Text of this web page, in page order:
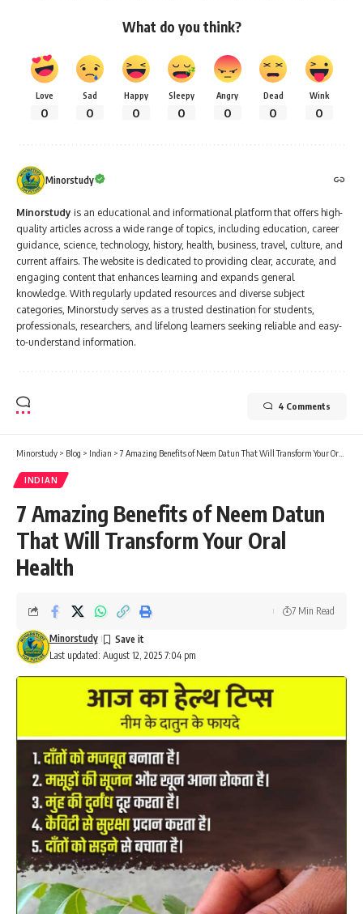
What do you think?
Love
0
Sad
0
Happy
0
Sleepy
0
Angry
0
Dead
0
Wink
0
Minorstudy
Minorstudy is an educational and informational platform that offers high-
quality articles across a wide range of topics, including education, career
guidance, science, technology, history, health, business, travel, culture, and
current affairs. The website is dedicated to providing clear, accurate, and
engaging content that enhances learning and expands general
knowledge. With regularly updated resources and diverse subject
categories, Minorstudy serves as a trusted destination for students,
professionals, researchers, and lifelong learners seeking reliable and easy-
to-understand information.
4 Comments
Minorstudy > Blog > Indian >7 Amazing Benefits of Neem Datun That Will Transform Your Oral Health
INDIAN
7 Amazing Benefits of Neem Datun
That Will Transform Your Oral
Health
Last updated: August 12, 2025 7:04 pm
Minorstudy
7 Min Read